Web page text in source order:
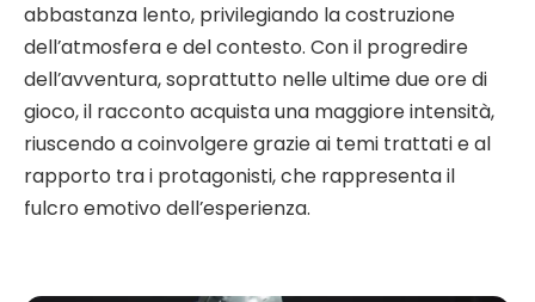
abbastanza lento, privilegiando la costruzione
dell’atmosfera e del contesto. Con il progredire
dell’avventura, soprattutto nelle ultime due ore di
gioco, il racconto acquista una maggiore intensità,
riuscendo a coinvolgere grazie ai temi trattati e al
rapporto tra i protagonisti, che rappresenta il
fulcro emotivo dell’esperienza.